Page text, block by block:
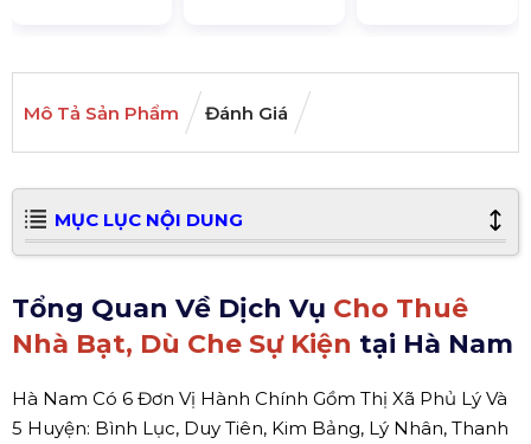
Mô Tả Sản Phẩm Đánh Giá
MỤC LỤC NỘI DUNG
Tổng Quan Về Dịch Vụ Cho Thuê
Nhà Bạt, Dù Che Sự Kiện tại Hà Nam
Hà Nam Có 6 Đơn Vị Hành Chính Gồm Thị Xã Phủ Lý Và
5 Huyện: Bình Lục, Duy Tiên, Kim Bảng, Lý Nhân, Thanh